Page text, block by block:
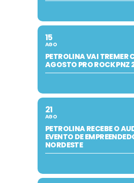
15
AGO
PETROLINA VAI TREMER
AGOSTO PRO ROCK PNZ
21
AGO
PETROLINA RECEBE O
EVENTO DE
NORDESTE